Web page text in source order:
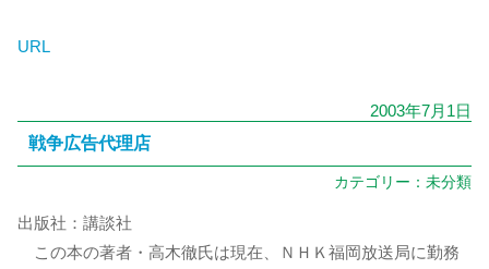
URL
2003年7月1日
戦争広告代理店
カテゴリー： 未分類
出版社：講談社
この本の著者・高木徹氏は現在、ＮＨＫ福岡放送局に勤務